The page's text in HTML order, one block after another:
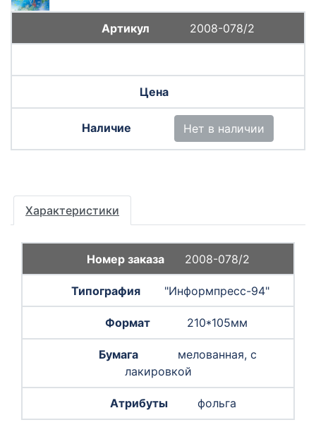
2008-078/2
Нет в наличии
Характеристики
2008-078/2
"Информпресс-94"
210*105мм
мелованная, с
лакировкой
фольга